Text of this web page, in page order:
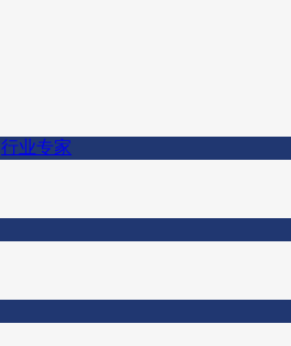
行业专家